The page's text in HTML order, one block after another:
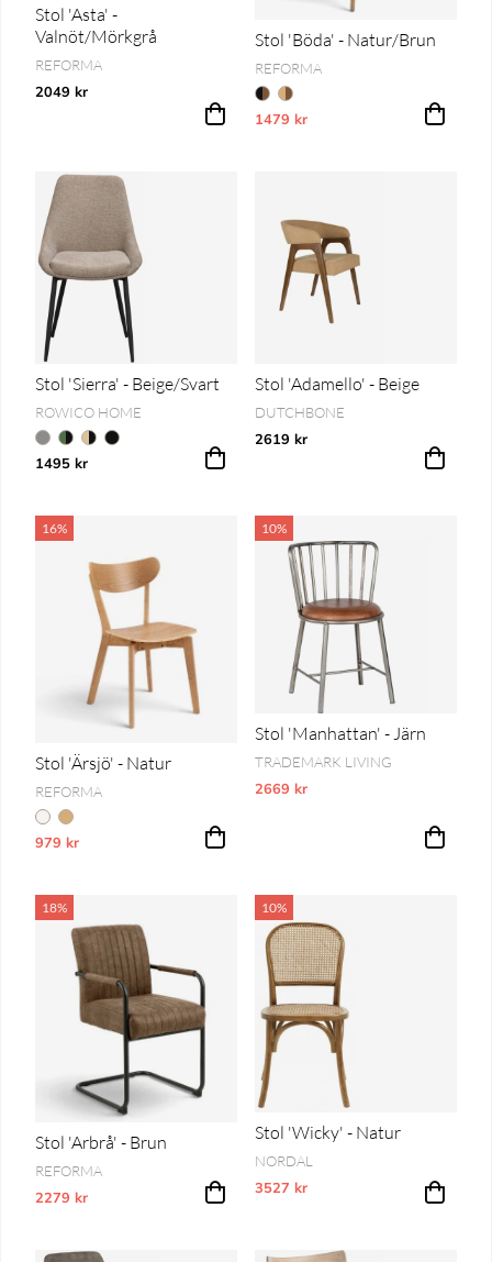
Stol 'Asta' -
Valnöt/Mörkgrå
REFORMA
2049 kr
Stol 'Böda' - Natur/Brun
REFORMA
1479 kr
Vårt lägsta pris 1-30 dagar innan
Stol 'Sierra' - Beige/Svart
ROWICO HOME
1495 kr
Stol 'Adamello' - Beige
DUTCHBONE
2619 kr
16%
Stol 'Ärsjö' - Natur
REFORMA
979 kr
Vårt lägsta pris 1-30 dagar innan prissänkning
10%
Stol 'Manhattan' - Järn
TRADEMARK LIVING
2669 kr
Vårt lägsta pris 1-30 dagar innan
18%
Stol 'Arbrå' - Brun
REFORMA
2279 kr
Vårt lägsta pris 1-30 dagar innan prissänkning
10%
Stol 'Wicky' - Natur
NORDAL
3527 kr
Vårt lägsta pris 1-30 dagar innan